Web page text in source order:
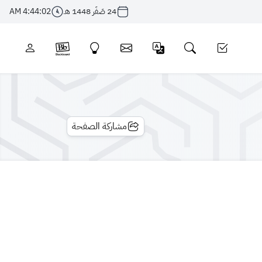
24 صَفَر 1448 هـ 4:44:02 AM
مشاركة الصفحة